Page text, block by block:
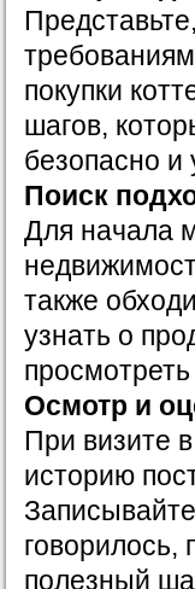
покупки
шагов,
безопасно и
Поиск
Для начала
также
узнать о
Осмотр и
При визите
историю
говорилось,
полезный